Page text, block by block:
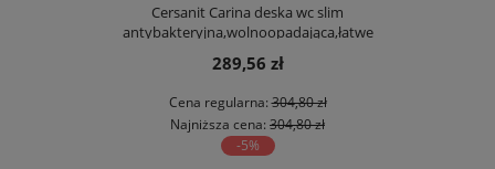
Cersanit Carina deska wc slim
antybakteryjna,wolnoopadająca,łatwe
wypinanie,duroplastowa
289,56 zł
Cena regularna:304,80 zł
Najniższa cena: 304,80 zł
-5%